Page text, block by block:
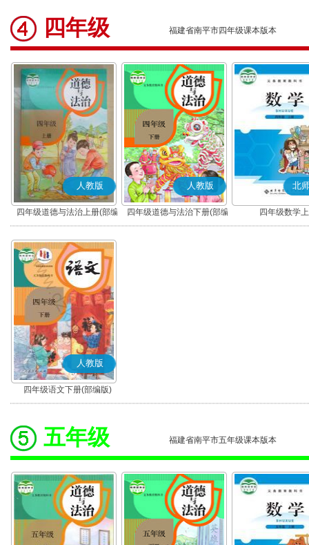
四年级 福建省南平市四年级课本版本
人教版
四年级道德与法治上册(部编
版)
人教版
四年级道德与法治下册(部编
版)
北
四年级数学
人教版
四年级语文下册(部编版)
五年级 福建省南平市五年级课本版本